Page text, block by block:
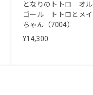
となりのトトロ オル
ゴール トトロとメイ
ちゃん（7004）
¥14,300